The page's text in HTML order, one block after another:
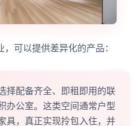
可以提供差异化的产品：
择配备齐全、即租即用的联
办公室。这类空间通常户型
具，真正实现拎包入住，并